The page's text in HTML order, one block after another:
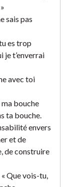
sais pas
es trop
je t’enverrai
avec toi
ma bouche
ta bouche.
envers
et de
de construire
« Que vois-tu,